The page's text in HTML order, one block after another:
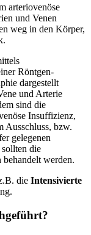
arteriovenöse
und Venen
weg in den Körper,
Röntgen-
dargestellt
und Arterie
sind die
Insuffizienz,
Ausschluss, bzw.
gelegenen
die
werden.
die Intensivierte